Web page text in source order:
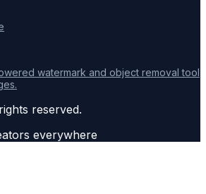
watermark and object removal tool
reserved.
everywhere